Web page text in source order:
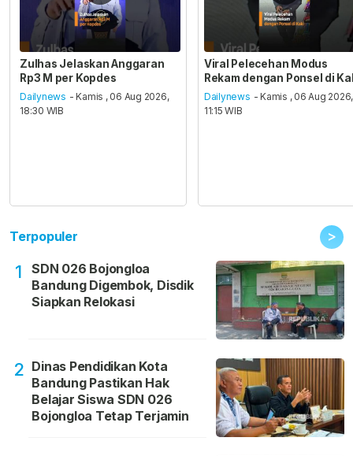
Zulhas Jelaskan Anggaran
Rp3 M per Kopdes
Dailynews - Kamis , 06 Aug 2026,
18:30 WIB
Viral Pelecehan Modus
Rekam dengan Ponsel di
Dailynews - Kamis , 06 Aug 2026,
11:15 WIB
Terpopuler >
1
SDN 026 Bojongloa
Bandung Digembok, Disdik
Siapkan Relokasi
2 Dinas Pendidikan Kota
Bandung Pastikan Hak
Belajar Siswa SDN 026
Bojongloa Tetap Terjamin